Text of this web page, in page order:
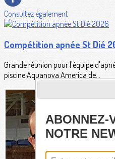
Consultez également
Compétition apnée St Dié
Grande réunion pour l'équipe
piscine Aquanova America de...
ABONNEZ-
NOTRE